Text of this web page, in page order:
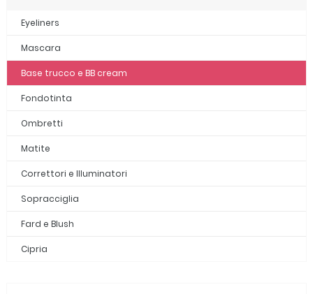
Eyeliners
Mascara
Base trucco e BB cream
Fondotinta
Ombretti
Matite
Correttori e Illuminatori
Sopracciglia
Fard e Blush
Cipria